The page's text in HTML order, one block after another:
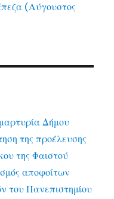
(Αύγουστος
Δήμου
της προέλευσης
της Φαιστού
αποφοίτων
του Πανεπιστημίου